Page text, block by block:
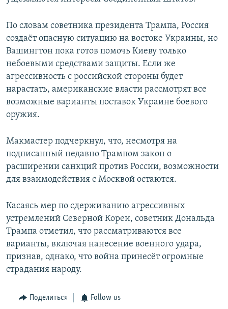
По словам советника президента Трампа, Россия
создаёт опасную ситуацию на востоке Украины, но
Вашингтон пока готов помочь Киеву только
небоевыми средствами защиты. Если же
агрессивность с российской стороны будет
нарастать, американские власти рассмотрят все
возможные варианты поставок Украине боевого
оружия.
Макмастер подчеркнул, что, несмотря на
подписанный недавно Трампом закон о
расширении санкций против России, возможности
для взаимодействия с Москвой остаются.
Касаясь мер по сдерживанию агрессивных
устремлений Северной Кореи, советник Дональда
Трампа отметил, что рассматриваются все
варианты, включая нанесение военного удара,
признав, однако, что война принесёт огромные
страдания народу.
Поделиться Follow us